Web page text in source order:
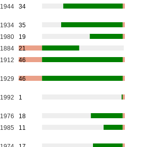
1944 34
1934
35
1980
19
1884
21
1912 46
1929 46
1992 1
1976
18
1985 11